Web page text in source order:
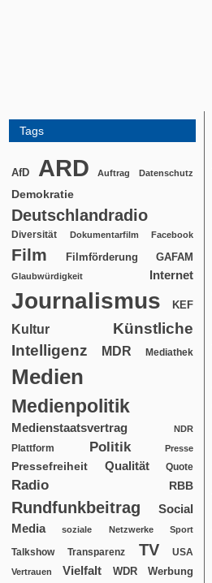
Tags
AfD ARD Auftrag Datenschutz
Demokratie
Deutschlandradio
Diversität Dokumentarfilm Facebook
Film Filmförderung GAFAM
Glaubwürdigkeit Internet
Journalismus KEF
Kultur
Künstliche
Intelligenz
MDR Mediathek
Medien
Medienpolitik
Medienstaatsvertrag NDR
Plattform Politik Presse
Pressefreiheit Qualität Quote
Radio RBB
Rundfunkbeitrag
Social
Media
soziale Netzwerke Sport
Talkshow Transparenz TV USA
Vertrauen Vielfalt WDR Werbung